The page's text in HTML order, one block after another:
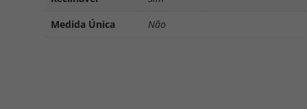
Medida Única
Não